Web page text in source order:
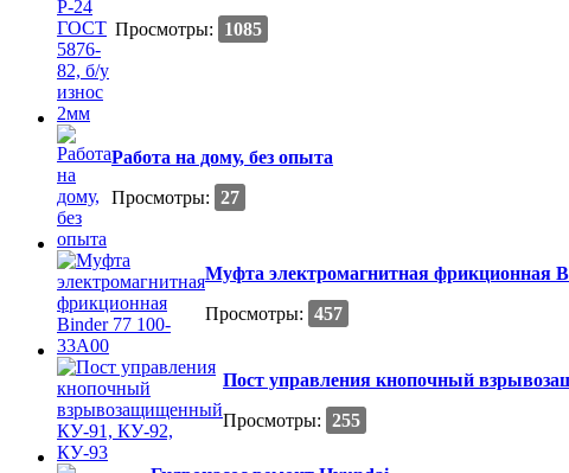
Просмотры:
1085
Работа на дому, без опыта
Просмотры: 27
Муфта электромагнитная фрикционная
Просмотры: 457
Пост управления кнопочный
Просмотры: 255